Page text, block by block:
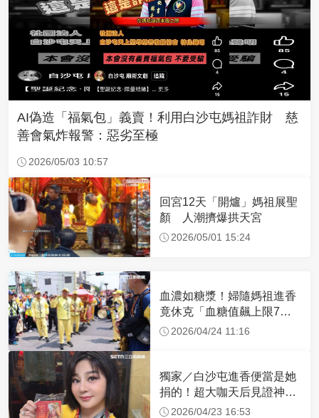
AI偽造「福氣包」義賣！利用白沙屯媽祖詐財 慈
善會氣炸報警：惡劣至極
2026/05/03 10:57
回宮12天「開爐」媽祖展聖
顏 人潮擠爆拱天宮
2026/05/01 15:24
血濃如糖漿！婦隨媽祖進香
竟休克「血糖值飆上限7
倍」 醫曝原因
2026/04/24 11:16
獨家／白沙屯進香便當是她
捐的！超大咖天后見證神
蹟 一靠近媽祖就爆哭
2026/04/23 16:53